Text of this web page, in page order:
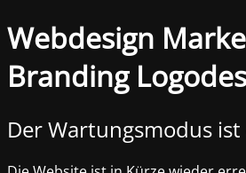
Webdesign
Branding
Der Wartungsmodus